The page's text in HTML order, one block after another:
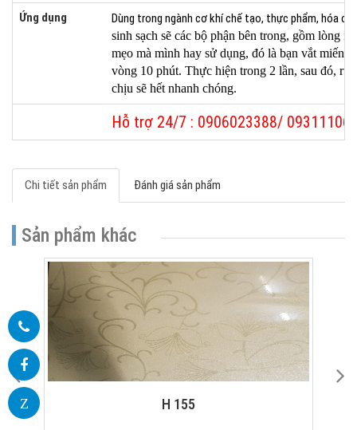
Ứng dụng Dùng trong ngành cơ khí chế tạo, thực phẩm, hóa
sinh sạch sẽ các bộ phận bên trong, gồm lòng
mẹo mà mình hay sử dụng, đó là bạn vắt
vòng 10 phút. Thực hiện trong 2 lần, sau đó,
chịu sẽ hết nhanh chóng.
Hỗ trợ 24/7 : 0906023388/
Chi tiết sản phẩm Đánh giá sản phẩm
Sản phẩm khác
ET 01 MIRROR CABIN - DOOR
Z